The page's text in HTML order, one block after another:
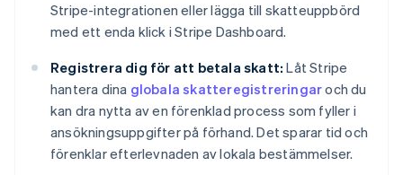
Stripe-integrationen eller lägga till skatteuppbörd
med ett enda klick i Stripe Dashboard.
Registrera dig för att betala skatt: Låt Stripe
hantera dina globala skatteregistreringaroch du
kan dra nytta av en förenklad process som fyller i
ansökningsuppgifter på förhand. Det sparar tid och
förenklar efterlevnaden av lokala bestämmelser.